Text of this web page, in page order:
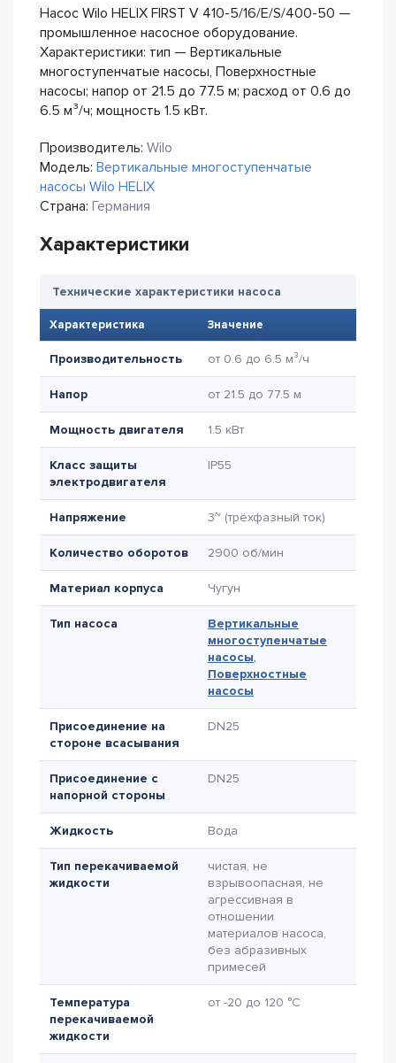
Насос Wilo HELIX FIRST V 410-5/16/E/S/400-50 —
промышленное насосное оборудование.
Характеристики: тип — Вертикальные
многоступенчатые насосы, Поверхностные
насосы; напор от 21.5 до 77.5 м; расход от 0.6 до
6.5 м³/ч; мощность 1.5 кВт.
Производитель: Wilo
Модель: Вертикальные многоступенчатые
насосы Wilo HELIX
Страна: Германия
Характеристики
Технические характеристики насоса
Характеристика Значение
Производительность от 0.6 до 6.5 м³/ч
Напор от 21.5 до 77.5 м
Мощность двигателя 1.5 кВт
Класс защиты
электродвигателя
IP55
Напряжение 3~ (трёхфазный ток)
Количество оборотов 2900 об/мин
Материал корпуса Чугун
Тип насоса
Вертикальные
многоступенчатые
насосы,
Поверхностные
насосы
Присоединение на
стороне всасывания
DN25
Присоединение с
напорной стороны
DN25
Жидкость Вода
Тип перекачиваемой
жидкости
чистая, не
взрывоопасная, не
агрессивная в
отношении
материалов насоса,
без абразивных
примесей
Температура
перекачиваемой
жидкости
от -20 до 120 °C